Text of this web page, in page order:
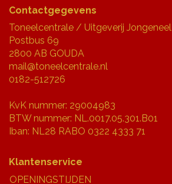
Contactgegevens
Toneelcentrale / Uitgeverij Jongeneel
Postbus 69
2800 AB GOUDA
mail@toneelcentrale.nl
0182-512726
KvK nummer: 29004983
BTW nummer: NL.0017.05.301.B01
Iban: NL28 RABO 0322 4333 71
Klantenservice
OPENINGSTIJDEN